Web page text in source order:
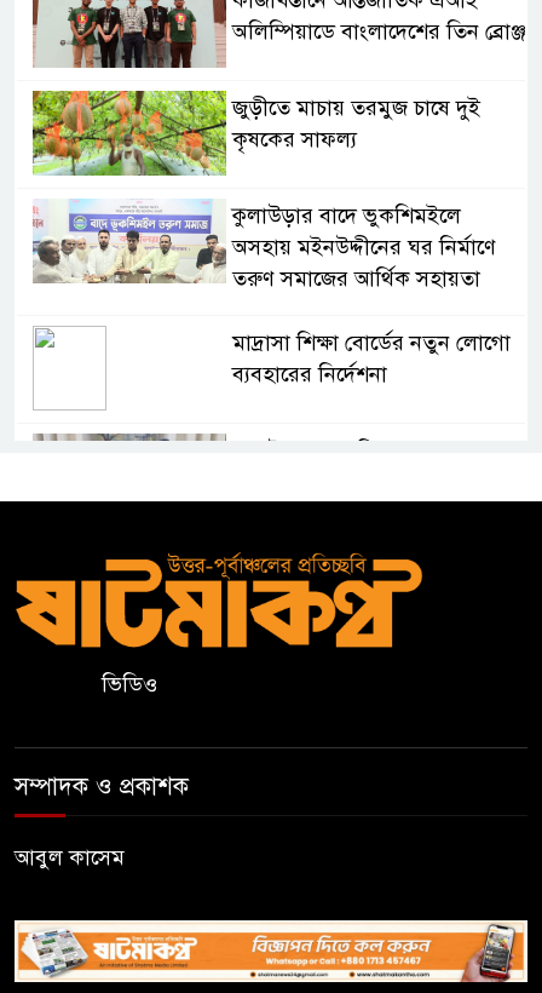
অলিম্পিয়াডে বাংলাদেশের তিন ব্রোঞ্জ
জুড়ীতে মাচায় তরমুজ চাষে দুই
কৃষকের সাফল্য
কুলাউড়ার বাদে ভুকশিমইলে
অসহায় মইনউদ্দীনের ঘর নির্মাণে
তরুণ সমাজের আর্থিক সহায়তা
মাদ্রাসা শিক্ষা বোর্ডের নতুন লোগো
ব্যবহারের নির্দেশনা
কুলাউড়ায় একাধিক মামলার
কুলাউড়ার ভাটেরা স্টেশন বাজারে
বিট পুলিশিং সভা অনুষ্ঠিত
নেতাকে অব্যাহতি
সিলেটে সিভিটেক বিল্ডার্সে বিভিন্ন
পদে জনবল নিয়োগ
ভিডিও
সম্পাদক ও প্রকাশক
আবুল কাসেম